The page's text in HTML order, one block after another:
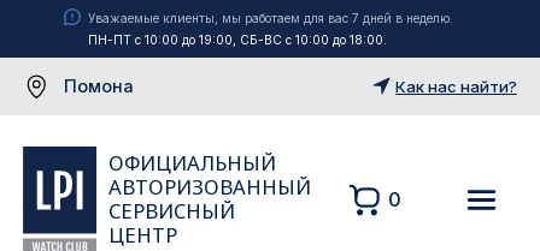
Уважаемые клиенты, мы работаем для вас 7 дней в неделю.
ПН-ПТ с 10:00 до 19:00, СБ-ВС с 10:00 до 18:00.
Помона Как нас найти?
ОФИЦИАЛЬНЫЙ
АВТОРИЗОВАННЫЙ
СЕРВИСНЫЙ
ЦЕНТР
0